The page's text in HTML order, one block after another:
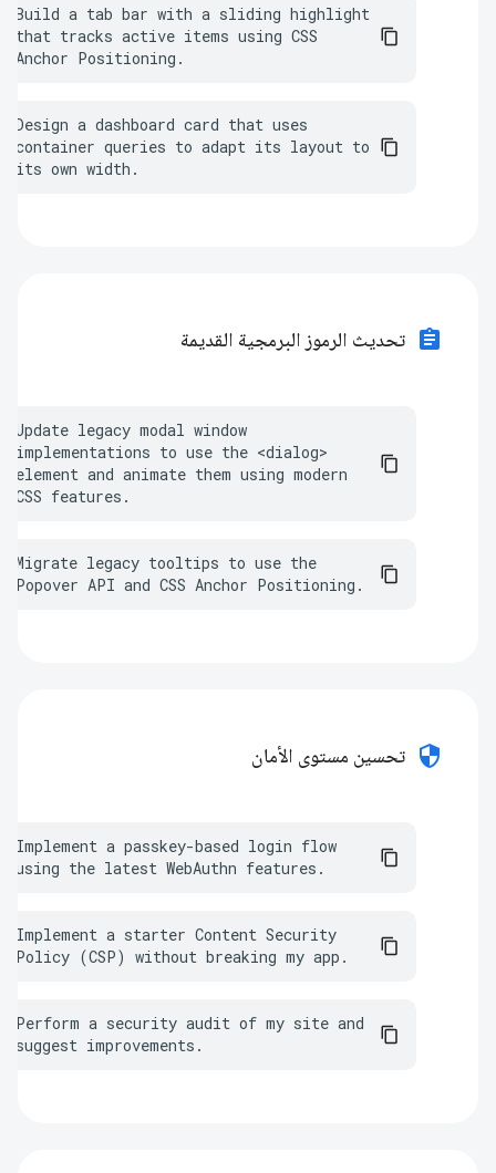
Build a tab bar with a sliding highlight
that tracks active items using CSS
Anchor Positioning.
Design a dashboard card that uses
container queries to adapt its layout to
its own width.
assignment تحديث الرموز البرمجية القديمة
Update legacy modal window
implementations to use the <dialog>
element and animate them using modern
CSS features.
Migrate legacy tooltips to use the
Popover API and CSS Anchor Positioning.
security تحسين مستوى الأمان
Implement a passkey-based login flow
using the latest WebAuthn features.
Implement a starter Content Security
Policy (CSP) without breaking my app.
Perform a security audit of my site and
suggest improvements.